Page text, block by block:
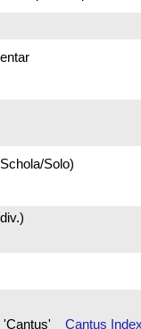
Solo)
'Cantus' Cantus Index